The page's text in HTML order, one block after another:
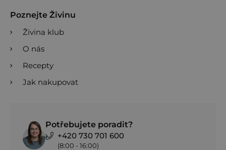
Poznejte Živinu
Živina klub
O nás
Recepty
Jak nakupovat
Potřebujete poradit?
+420 730 701 600
(8:00 - 16:00)